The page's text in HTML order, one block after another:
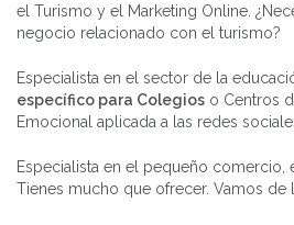
el Turismo y el Marketing Online.
negocio relacionado con el turismo?
Especialista en el sector de la
específico para Colegios o Centros
Emocional aplicada a las redes
Especialista en el pequeño comercio,
Tienes mucho que ofrecer. Vamos de